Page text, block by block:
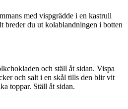
med vispgrädde i en kastrull
breder du ut kolablandningen i botten
och ställ åt sidan. Vispa
och salt i en skål tills den blir vit
toppar. Ställ åt sidan.